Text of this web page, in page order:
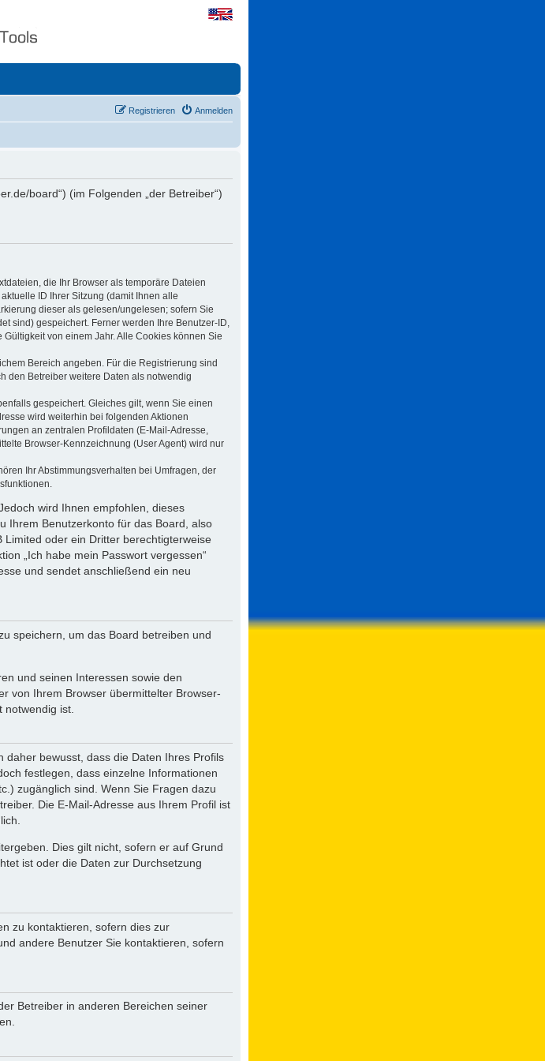
Anmelden
Registrieren
board“) (im Folgenden „der Betreiber“)
die Ihr Browser als temporäre Dateien
ID Ihrer Sitzung (damit Ihnen alle
dieser als gelesen/ungelesen; sofern Sie
sind) gespeichert. Ferner werden Ihre Benutzer-ID,
von einem Jahr. Alle Cookies können Sie
Bereich angeben. Für die Registrierung sind
den Betreiber weitere Daten als notwendig
gespeichert. Gleiches gilt, wenn Sie einen
wird weiterhin bei folgenden Aktionen
an zentralen Profildaten (E-Mail-Adresse,
Browser-Kennzeichnung (User Agent) wird nur
Ihr Abstimmungsverhalten bei Umfragen, der
wird Ihnen empfohlen, dieses
Ihrem Benutzerkonto für das Board, also
oder ein Dritter berechtigterweise
„Ich habe mein Passwort vergessen“
und sendet anschließend ein neu
speichern, um das Board betreiben und
und seinen Interessen sowie den
von Ihrem Browser übermittelter Browser-
ist.
daher bewusst, dass die Daten Ihres Profils
festlegen, dass einzelne Informationen
zugänglich sind. Wenn Sie Fragen dazu
Die E-Mail-Adresse aus Ihrem Profil ist
Dies gilt nicht, sofern er auf Grund
ist oder die Daten zur Durchsetzung
zu kontaktieren, sofern dies zur
andere Benutzer Sie kontaktieren, sofern
Betreiber in anderen Bereichen seiner